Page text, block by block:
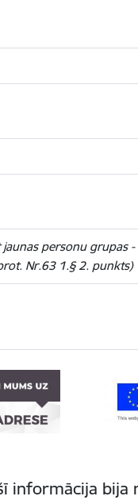
personu grupas -
Nr.63 1.§ 2. punkts)
informācija bija